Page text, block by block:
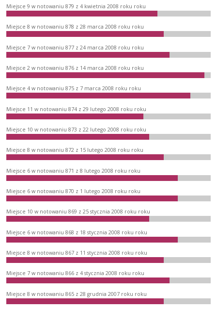
Miejsce 9 w notowaniu 879 z 4 kwietnia 2008 roku roku
Miejsce 8 w notowaniu 878 z 28 marca 2008 roku roku
Miejsce 7 w notowaniu 877 z 24 marca 2008 roku roku
Miejsce 2 w notowaniu 876 z 14 marca 2008 roku roku
Miejsce 4 w notowaniu 875 z 7 marca 2008 roku roku
Miejsce 11 w notowaniu 874 z 29 lutego 2008 roku roku
Miejsce 10 w notowaniu 873 z 22 lutego 2008 roku roku
Miejsce 8 w notowaniu 872 z 15 lutego 2008 roku roku
Miejsce 6 w notowaniu 871 z 8 lutego 2008 roku roku
Miejsce 6 w notowaniu 870 z 1 lutego 2008 roku roku
Miejsce 10 w notowaniu 869 z 25 stycznia 2008 roku roku
Miejsce 6 w notowaniu 868 z 18 stycznia 2008 roku roku
Miejsce 8 w notowaniu 867 z 11 stycznia 2008 roku roku
Miejsce 7 w notowaniu 866 z 4 stycznia 2008 roku roku
Miejsce 8 w notowaniu 865 z 28 grudnia 2007 roku roku